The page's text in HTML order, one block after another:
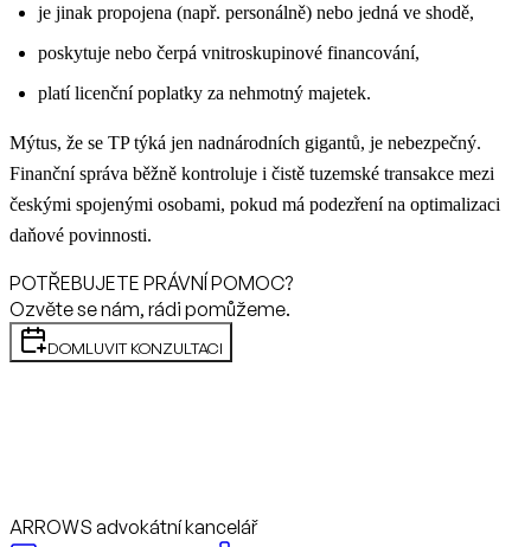
je jinak propojena (např. personálně) nebo jedná ve shodě,
poskytuje nebo čerpá vnitroskupinové financování,
platí licenční poplatky za nehmotný majetek.
Mýtus, že se TP týká jen nadnárodních gigantů, je nebezpečný.
Finanční správa běžně kontroluje i čistě tuzemské transakce mezi
českými spojenými osobami, pokud má podezření na optimalizaci
daňové povinnosti.
POTŘEBUJETE PRÁVNÍ POMOC?
Ozvěte se nám, rádi pomůžeme.
DOMLUVIT KONZULTACI
ARROWS advokátní kancelář